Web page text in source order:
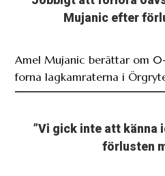
Mujanic efter
Amel Mujanic berättar om
forna lagkamraterna i
”Vi gick inte att känna
förlusten